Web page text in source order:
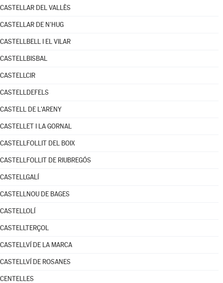
CASTELLAR DEL VALLÈS
CASTELLAR DE N'HUG
CASTELLBELL I EL VILAR
CASTELLBISBAL
CASTELLCIR
CASTELLDEFELS
CASTELL DE L'ARENY
CASTELLET I LA GORNAL
CASTELLFOLLIT DEL BOIX
CASTELLFOLLIT DE RIUBREGÓS
CASTELLGALÍ
CASTELLNOU DE BAGES
CASTELLOLÍ
CASTELLTERÇOL
CASTELLVÍ DE LA MARCA
CASTELLVÍ DE ROSANES
CENTELLES